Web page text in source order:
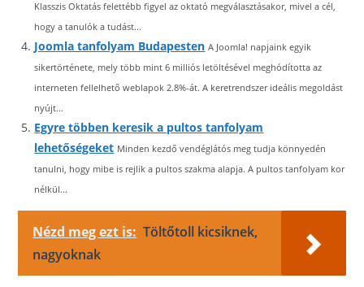
Klasszis Oktatás felettébb figyel az oktató megválasztásakor, mivel a cél,
hogy a tanulók a tudást...
Joomla tanfolyam Budapesten A Joomla! napjaink egyik
sikertörténete, mely több mint 6 milliós letöltésével meghódította az
interneten fellelhető weblapok 2.8%-át. A keretrendszer ideális megoldást
nyújt...
Egyre többen keresik a pultos tanfolyam
lehetőségeket Minden kezdő vendéglátós meg tudja könnyedén
tanulni, hogy mibe is rejlik a pultos szakma alapja. A pultos tanfolyam kor
nélkül...
Nézd meg ezt is: Töltőtoll kicsiknek,
nagyoknak